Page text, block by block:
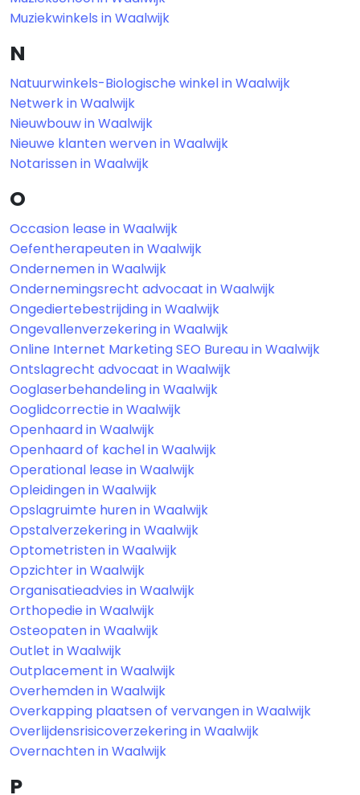
Muziekwinkels in Waalwijk
N
Natuurwinkels-Biologische winkel in Waalwijk
Netwerk in Waalwijk
Nieuwbouw in Waalwijk
Nieuwe klanten werven in Waalwijk
Notarissen in Waalwijk
O
Occasion lease in Waalwijk
Oefentherapeuten in Waalwijk
Ondernemen in Waalwijk
Ondernemingsrecht advocaat in Waalwijk
Ongediertebestrijding in Waalwijk
Ongevallenverzekering in Waalwijk
Online Internet Marketing SEO Bureau in Waalwijk
Ontslagrecht advocaat in Waalwijk
Ooglaserbehandeling in Waalwijk
Ooglidcorrectie in Waalwijk
Openhaard in Waalwijk
Openhaard of kachel in Waalwijk
Operational lease in Waalwijk
Opleidingen in Waalwijk
Opslagruimte huren in Waalwijk
Opstalverzekering in Waalwijk
Optometristen in Waalwijk
Opzichter in Waalwijk
Organisatieadvies in Waalwijk
Orthopedie in Waalwijk
Osteopaten in Waalwijk
Outlet in Waalwijk
Outplacement in Waalwijk
Overhemden in Waalwijk
Overkapping plaatsen of vervangen in Waalwijk
Overlijdensrisicoverzekering in Waalwijk
Overnachten in Waalwijk
P